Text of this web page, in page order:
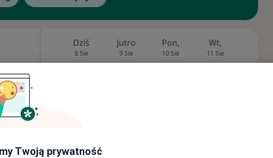
Dziś
8 Sie
Jutro
9 Sie
Pon,
10 Sie
Wt,
11 Sie
Twoją prywatność